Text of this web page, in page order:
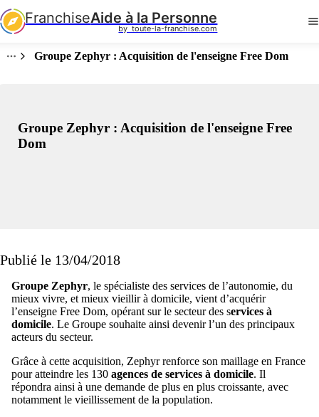
FranchiseAide à la Personne
by  toute-la-franchise.com
Groupe Zephyr : Acquisition de l'enseigne Free Dom
Groupe Zephyr : Acquisition de l'enseigne Free
Dom
Publié le 13/04/2018
Groupe Zephyr, le spécialiste des services de l’autonomie, du
mieux vivre, et mieux vieillir à domicile, vient d’acquérir
l’enseigne Free Dom, opérant sur le secteur des services à
domicile. Le Groupe souhaite ainsi devenir l’un des principaux
acteurs du secteur.
Grâce à cette acquisition, Zephyr renforce son maillage en France
pour atteindre les 130 agences de services à domicile. Il
répondra ainsi à une demande de plus en plus croissante, avec
notamment le vieillissement de la population.